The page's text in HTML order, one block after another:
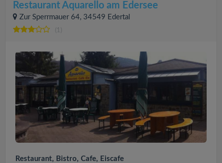
Restaurant Aquarello am Edersee
Zur Sperrmauer 64, 34549 Edertal
(1)
Restaurant, Bistro, Cafe, Eiscafe